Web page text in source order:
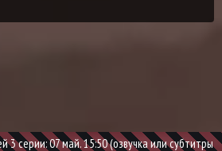
серии: 07 май. 15:50 (озвучка или субтитры